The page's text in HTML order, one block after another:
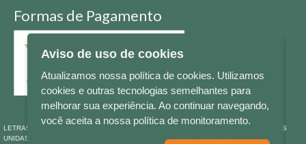
Formas de Pagamento
LETRAS & CIA - CNPJ n° 88.587.548/0001-20 - Térreo Bourbon Shopping - AV. NAÇÕES
UNIDAS , 2001 - Lojas 1064/1065 - RIO BRANCO - - NOVO HAMBURGO - RS
Aviso de uso de cookies
Atualizamos nossa política de cookies. Utilizamos
cookies e outras tecnologias semelhantes para
melhorar sua experiência. Ao continuar navegando,
você aceita a nossa política de monitoramento.